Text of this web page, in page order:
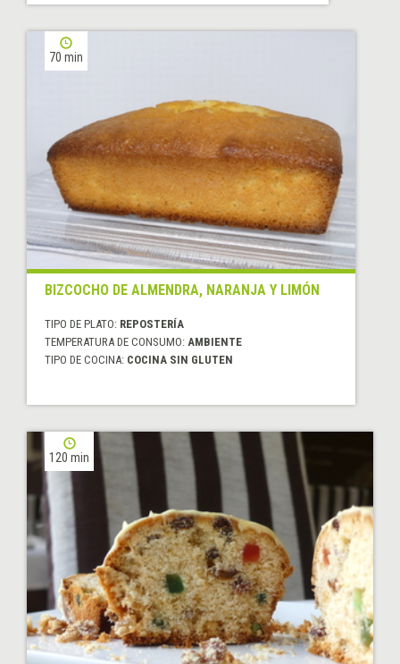
70 min
BIZCOCHO DE ALMENDRA, NARANJA Y LIMÓN
TIPO DE PLATO: REPOSTERÍA
TEMPERATURA DE CONSUMO: AMBIENTE
TIPO DE COCINA: COCINA SIN GLUTEN
120 min